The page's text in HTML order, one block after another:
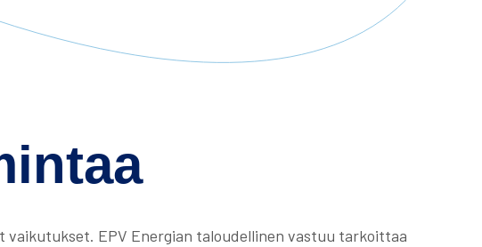
EPV Energian taloudellinen vastuu tarkoittaa